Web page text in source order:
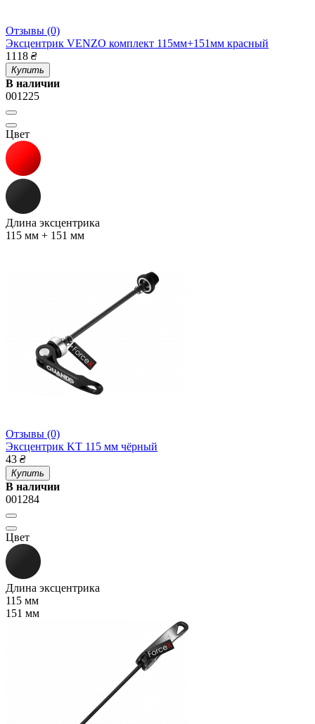
Отзывы (0)
Эксцентрик VENZO комплект 115мм+151мм красный
1118 ₴
Купить
В наличии
001225
Цвет
Длина эксцентрика
115 мм + 151 мм
Отзывы (0)
Эксцентрик KT 115 мм чёрный
43 ₴
Купить
В наличии
001284
Цвет
Длина эксцентрика
115 мм
151 мм